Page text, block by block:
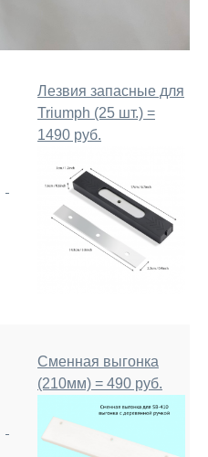
Лезвия запасные для
Triumph (25 шт.) =
1490 руб.
Сменная выгонка
(210мм) = 490 руб.